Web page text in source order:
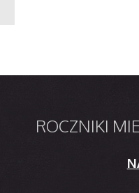
ROCZNIKI